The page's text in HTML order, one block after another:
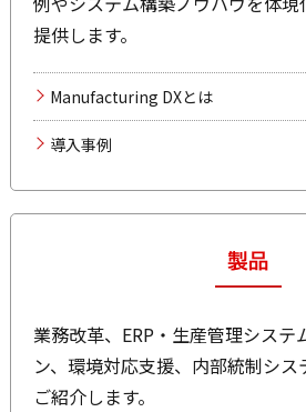
提供します。
Manufacturing DXとは
導入事例
業務改革、ERP・生産管理システ
ン、環境対応支援、内部統制シ
ご紹介します。